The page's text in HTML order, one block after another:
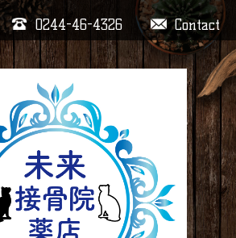
Contact
0244-46-4326